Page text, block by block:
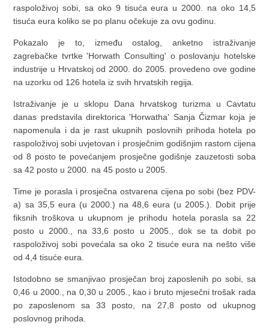
raspoloživoj sobi, sa oko 9 tisuća eura u 2000. na oko 14,5
tisuća eura koliko se po planu očekuje za ovu godinu.
Pokazalo je to, između ostalog, anketno istraživanje
zagrebačke tvrtke 'Horwath Consulting' o poslovanju hotelske
industrije u Hrvatskoj od 2000. do 2005. provedeno ove godine
na uzorku od 126 hotela iz svih hrvatskih regija.
Istraživanje je u sklopu Dana hrvatskog turizma u Cavtatu
danas predstavila direktorica 'Horwatha' Sanja Čizmar koja je
napomenula i da je rast ukupnih poslovnih prihoda hotela po
raspoloživoj sobi uvjetovan i prosječnim godišnjim rastom cijena
od 8 posto te povećanjem prosječne godišnje zauzetosti soba
sa 42 posto u 2000. na 45 posto u 2005.
Time je porasla i prosječna ostvarena cijena po sobi (bez PDV-
a) sa 35,5 eura (u 2000.) na 48,6 eura (u 2005.). Dobit prije
fiksnih troškova u ukupnom je prihodu hotela porasla sa 22
posto u 2000., na 33,6 posto u 2005., dok se ta dobit po
raspoloživoj sobi povećala sa oko 2 tisuće eura na nešto više
od 4,4 tisuće eura.
Istodobno se smanjivao prosječan broj zaposlenih po sobi, sa
0,46 u 2000., na 0,30 u 2005., kao i bruto mjesečni trošak rada
po zaposlenom sa 33 posto, na 27,8 posto od ukupnog
poslovnog prihoda.